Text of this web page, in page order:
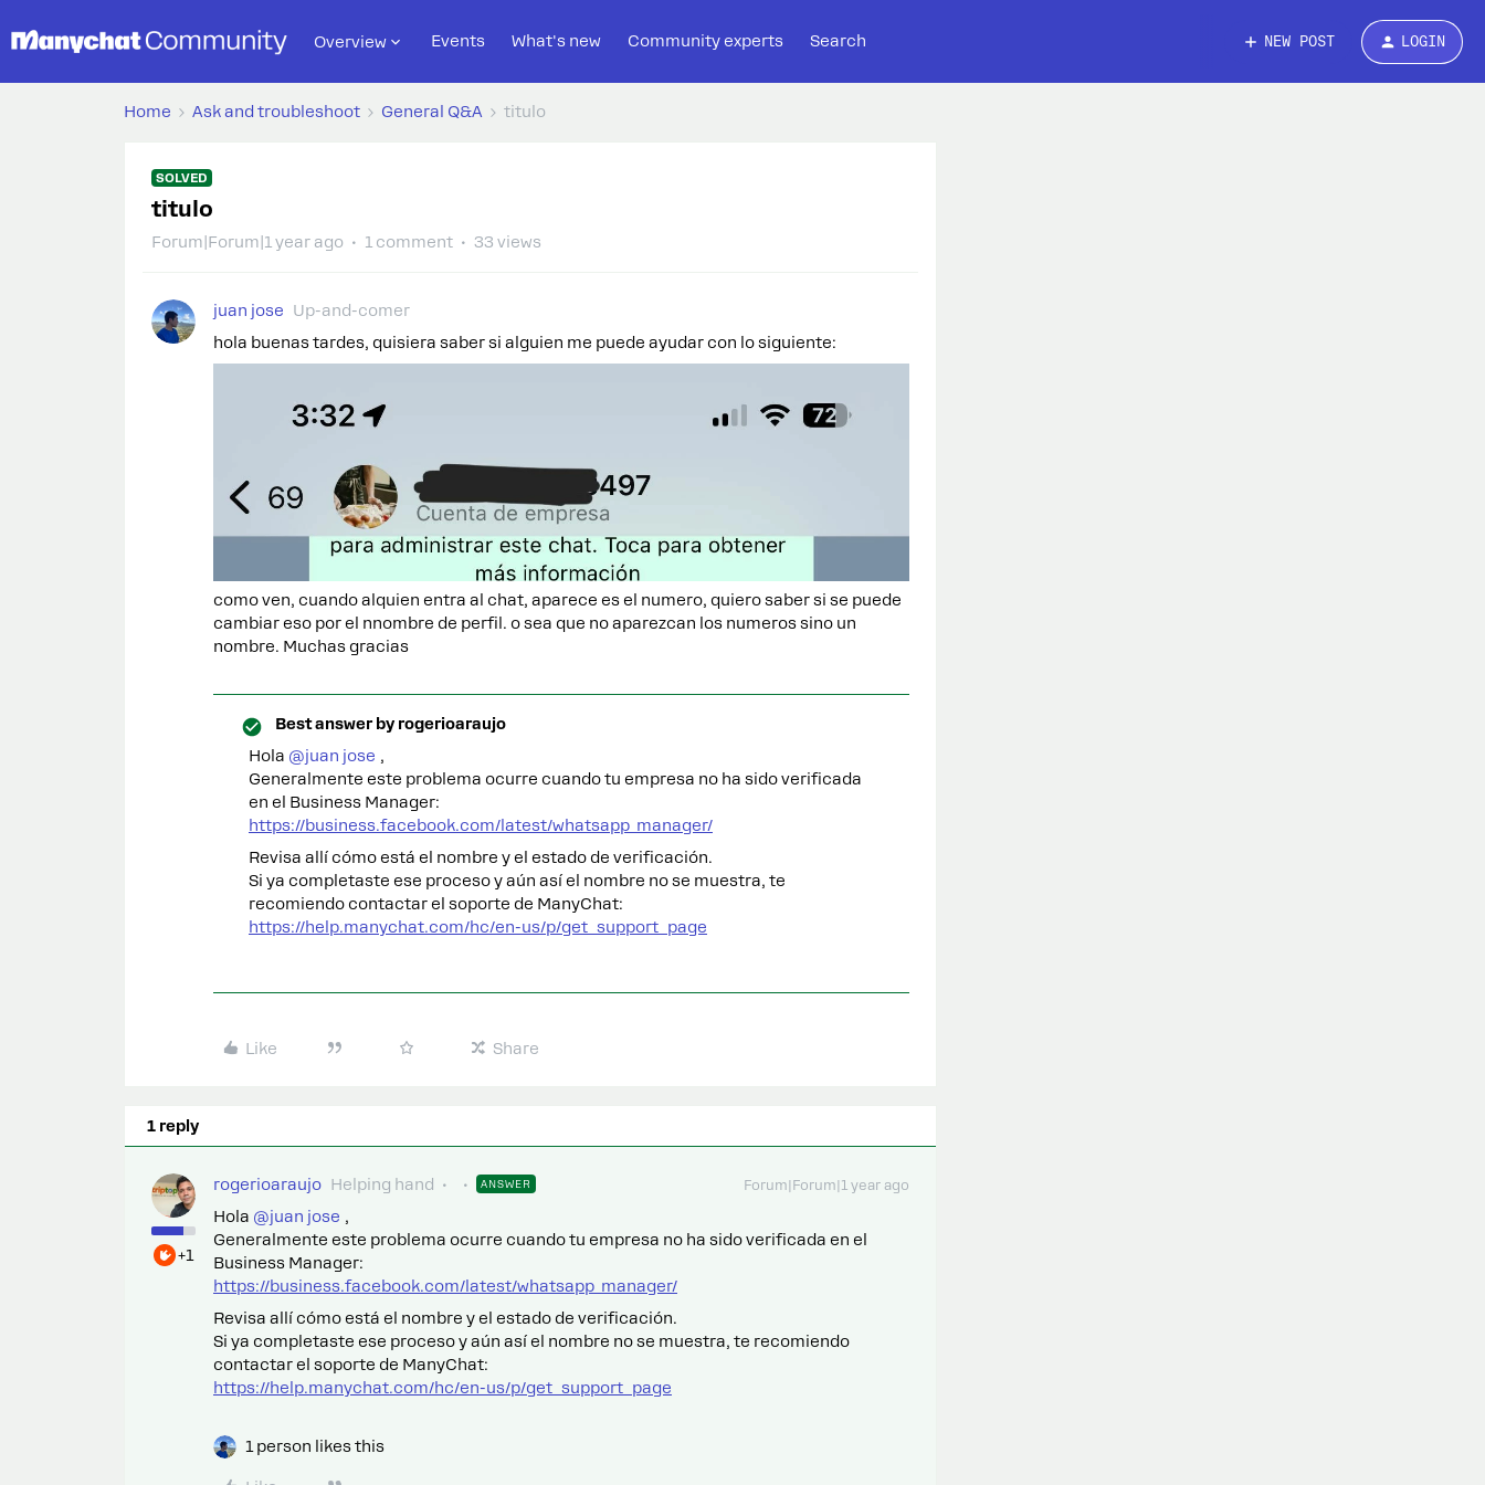
Overview Events What's new Community experts Search NEW POST LOGIN
Home Ask and troubleshoot General Q&A titulo
SOLVED
titulo
Forum|Forum|1 year ago 1 comment 33 views
juan jose
Up-and-comer
hola buenas tardes, quisiera saber si alguien me puede ayudar con lo siguiente:
como ven, cuando alquien entra al chat, aparece es el numero, quiero saber si se puede
cambiar eso por el nnombre de perfil. o sea que no aparezcan los numeros sino un
nombre. Muchas gracias
Best answer by rogerioaraujo
Hola ​ @juan jose ,
Generalmente este problema ocurre cuando tu empresa no ha sido verificada
en el Business Manager:
https://business.facebook.com/latest/whatsapp_manager/
Revisa allí cómo está el nombre y el estado de verificación.
Si ya completaste ese proceso y aún así el nombre no se muestra, te
recomiendo contactar el soporte de ManyChat:
https://help.manychat.com/hc/en-us/p/get_support_page
Like Share
1 reply
+1
rogerioaraujo Helping hand ANSWER Forum|Forum|1 year ago
Hola ​ @juan jose ,
Generalmente este problema ocurre cuando tu empresa no ha sido verificada en el
Business Manager:
https://business.facebook.com/latest/whatsapp_manager/
Revisa allí cómo está el nombre y el estado de verificación.
Si ya completaste ese proceso y aún así el nombre no se muestra, te recomiendo
contactar el soporte de ManyChat:
https://help.manychat.com/hc/en-us/p/get_support_page
1 person likes this